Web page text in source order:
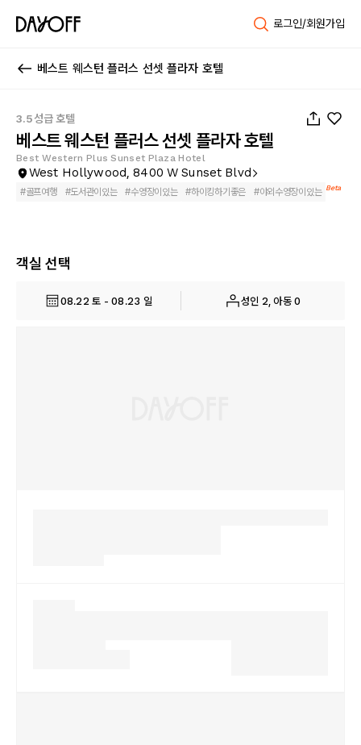
로그인/회원가입
베스트 웨스턴 플러스 선셋 플라자 호텔
3.5성급 호텔
베스트 웨스턴 플러스 선셋 플라자 호텔
Best Western Plus Sunset Plaza Hotel
West Hollywood, 8400 W Sunset Blvd
#골프여행 #도서관이있는 #수영장이있는 #하이킹하기좋은 #야외수영장이있는 Beta
객실 선택
08.22 토 - 08.23 일 성인 2, 아동 0